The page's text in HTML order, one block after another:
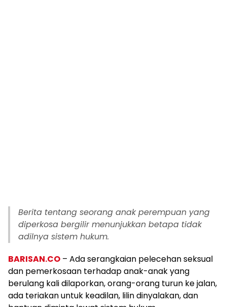
Berita tentang seorang anak perempuan yang
diperkosa bergilir menunjukkan betapa tidak
adilnya sistem hukum.
BARISAN.CO – Ada serangkaian pelecehan seksual
dan pemerkosaan terhadap anak-anak yang
berulang kali dilaporkan, orang-orang turun ke jalan,
ada teriakan untuk keadilan, lilin dinyalakan, dan